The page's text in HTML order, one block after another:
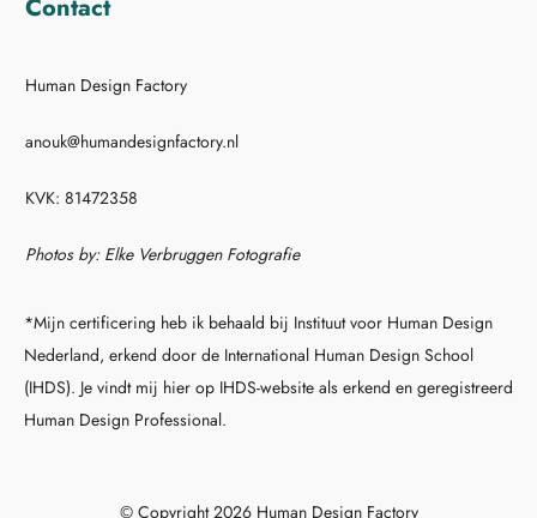
Contact
Human Design Factory
anouk@humandesignfactory.nl
KVK: 81472358
Photos by: Elke Verbruggen Fotografie
*Mijn certificering heb ik behaald bij Instituut voor Human Design
Nederland, erkend door de International Human Design School
(IHDS). Je vindt mij hier op IHDS-website als erkend en geregistreerd
Human Design Professional.
© Copyright 2026 Human Design Factory